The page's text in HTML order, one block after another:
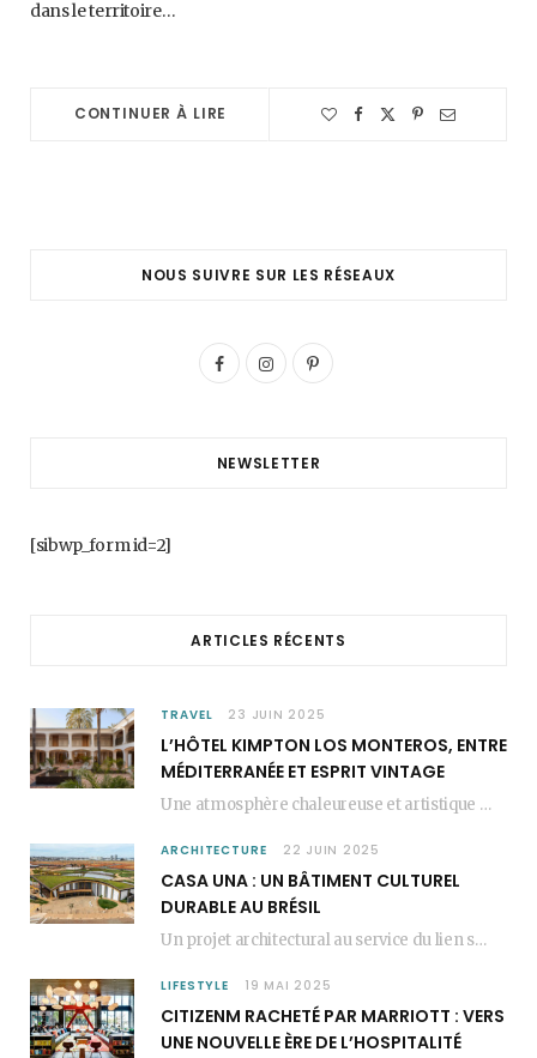
dans le territoire…
CONTINUER À LIRE
NOUS SUIVRE SUR LES RÉSEAUX
F
k
I
a
P
s
NEWSLETTER
[sibwp_form id=2]
ARTICLES RÉCENTS
TRAVEL 23 JUIN 2025
L’HÔTEL KIMPTON LOS MONTEROS, ENTRE
MÉDITERRANÉE ET ESPRIT VINTAGE
Une atmosphère chaleureuse et artistique L’Hôtel Kimpton Los Monteros, récemment repensé par EL EQUIPO CREATIVO,…
ARCHITECTURE 22 JUIN 2025
CASA UNA : UN BÂTIMENT CULTUREL
DURABLE AU BRÉSIL
Un projet architectural au service du lien social Casa Una est un bâtiment culturel durable…
LIFESTYLE 19 MAI 2025
CITIZENM RACHETÉ PAR MARRIOTT : VERS
UNE NOUVELLE ÈRE DE L’HOSPITALITÉ